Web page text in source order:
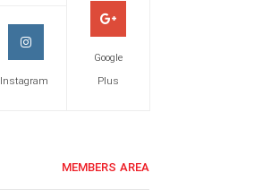
Google
Plus
Instagram
MEMBERS AREA